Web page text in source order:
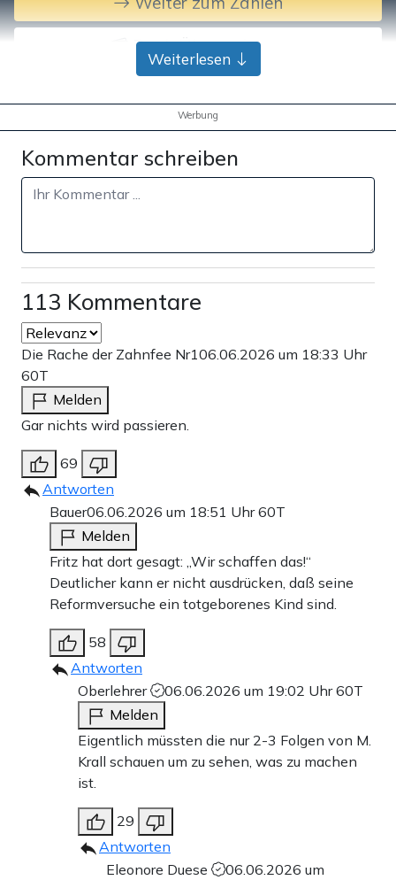
Bank-Überweisung
Weiterlesen
Werbung
Kommentar schreiben
113 Kommentare
Die Rache der Zahnfee Nr106.06.2026 um 18:33 Uhr
60T
Melden
Gar nichts wird passieren.
69
Antworten
Bauer06.06.2026 um 18:51 Uhr60T
Melden
Fritz hat dort gesagt: „Wir schaffen das!“
Deutlicher kann er nicht ausdrücken, daß seine
Reformversuche ein totgeborenes Kind sind.
58
Antworten
Oberlehrer
06.06.2026 um 19:02 Uhr60T
Melden
Eigentlich müssten die nur 2-3 Folgen von M.
Krall schauen um zu sehen, was zu machen
ist.
29
Antworten
Eleonore Duese
06.06.2026 um